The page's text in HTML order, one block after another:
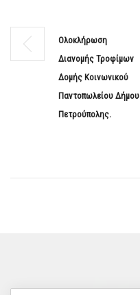
Ολοκλήρωση
Διανομής Τροφίμων
Δομής Κοινωνικού
Παντοπωλείου Δήμου
Πετρούπολης.